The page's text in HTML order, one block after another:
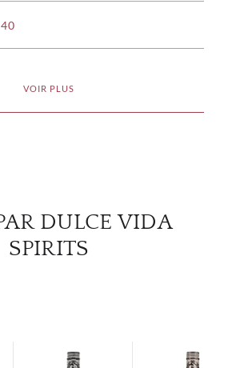
40
VOIR PLUS
DULCE VIDA
SPIRITS